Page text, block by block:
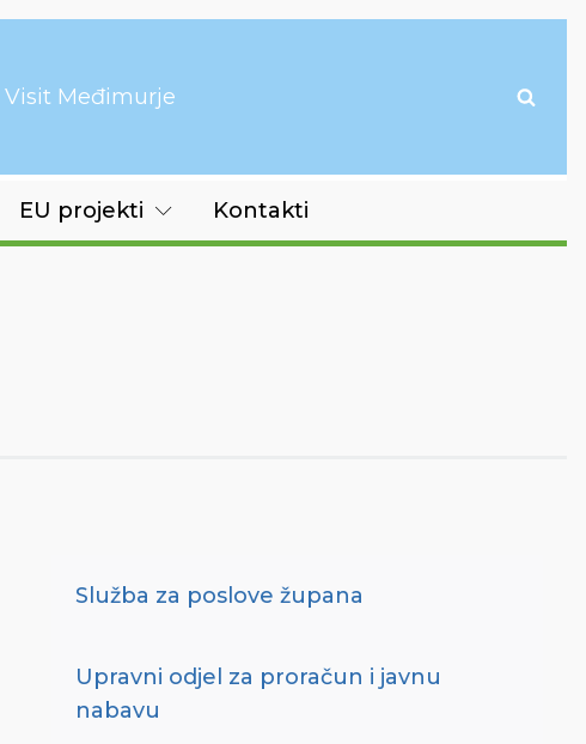
Visit Međimurje
EU projekti Kontakti
Služba za poslove župana
Upravni odjel za proračun i javnu
nabavu